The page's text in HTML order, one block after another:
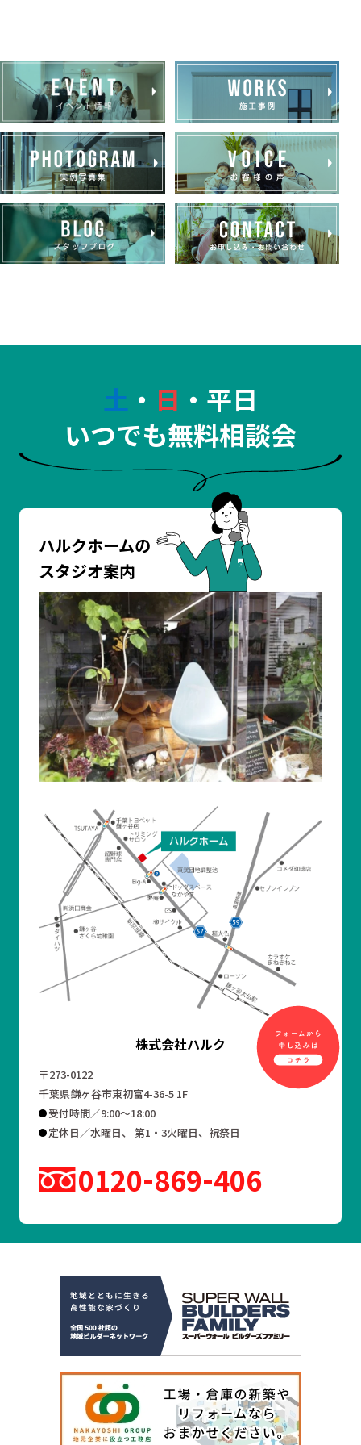
土 ・ 日 ・平日
いつでも無料相談会
ハルクホームの
スタジオ案内
株式会社ハルク
〒273-0122
千葉県鎌ヶ谷市東初富4-36-5 1F
受付時間／9:00～18:00
定休日／水曜日、 第1・3火曜日、祝祭日
0120 869 406